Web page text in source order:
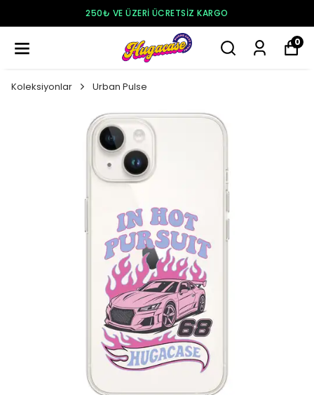
250₺ VE ÜZERI ÜCRETSIZ KARGO
0
Koleksiyonlar Urban Pulse